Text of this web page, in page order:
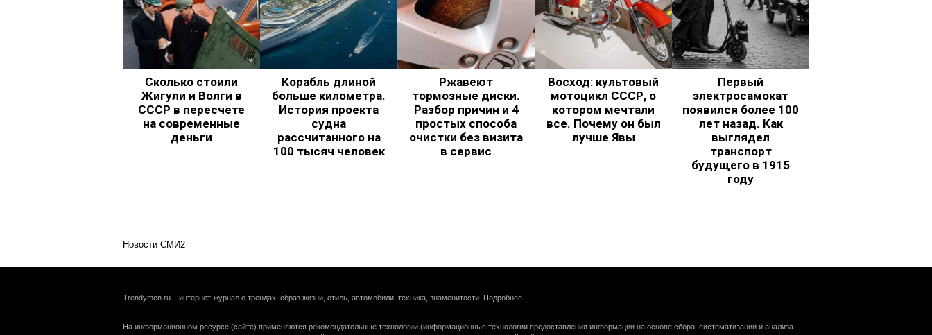
Сколько стоили
Жигули и Волги в
СССР в пересчете
на современные
деньги
Корабль длиной
больше километра.
История проекта
судна
рассчитанного на
100 тысяч человек
Ржавеют
тормозные диски.
Разбор причин и 4
простых способа
очистки без визита
в сервис
Восход: культовый
мотоцикл СССР, о
котором мечтали
все. Почему он был
лучше Явы
Первый
электросамокат
появился более 100
лет назад. Как
выглядел
транспорт
будущего в 1915
году
Новости СМИ2
Trendymen.ru – интернет-журнал о трендах: образ жизни, стиль, автомобили, техника, знаменитости. Подробнее
На информационном ресурсе (сайте) применяются рекомендательные технологии (информационные технологии предоставления информации на основе сбора, систематизации и анализа